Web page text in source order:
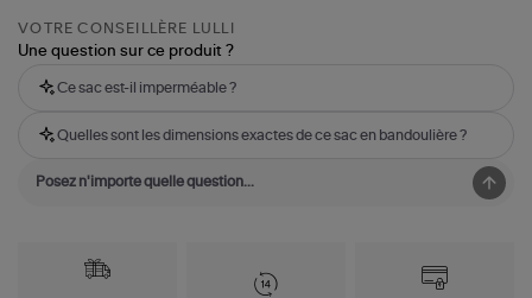
VOTRE CONSEILLÈRE LULLI
Une question sur ce produit ?
Ce sac est-il imperméable ?
Quelles sont les dimensions exactes de ce sac en bandoulière ?